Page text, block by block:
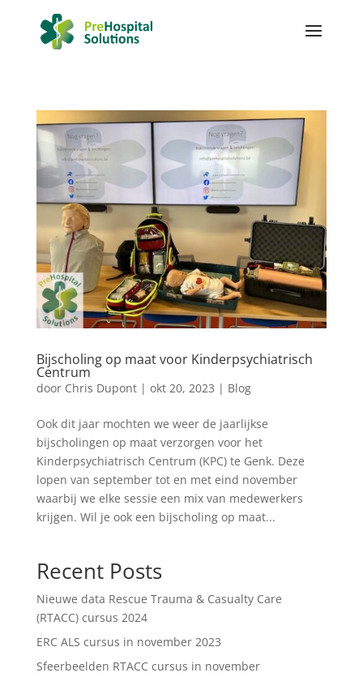
Bijscholing op maat voor Kinderpsychiatrisch
Centrum
door Chris Dupont| okt 20, 2023 | Blog
Ook dit jaar mochten we weer de jaarlijkse
bijscholingen op maat verzorgen voor het
Kinderpsychiatrisch Centrum (KPC) te Genk. Deze
lopen van september tot en met eind november
waarbij we elke sessie een mix van medewerkers
krijgen. Wil je ook een bijscholing op maat...
Recent Posts
Nieuwe data Rescue Trauma & Casualty Care
(RTACC) cursus 2024
ERC ALS cursus in november 2023
Sfeerbeelden RTACC cursus in november